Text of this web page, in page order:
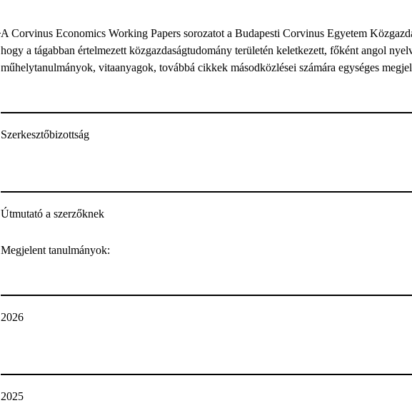
A Corvinus Economics Working Papers sorozatot a Budapesti Corvinus Egyetem
hogy a tágabban értelmezett közgazdaságtudomány területén keletkezett, főként angol
műhelytanulmányok, vitaanyagok, továbbá cikkek másodközlései számára egységes
Szerkesztőbizottság
Útmutató a szerzőknek
Megjelent tanulmányok:
2026
2025